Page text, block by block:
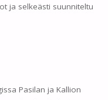
ja selkeästi suunniteltu
Pasilan ja Kallion